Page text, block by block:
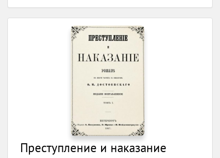
Преступление и наказание